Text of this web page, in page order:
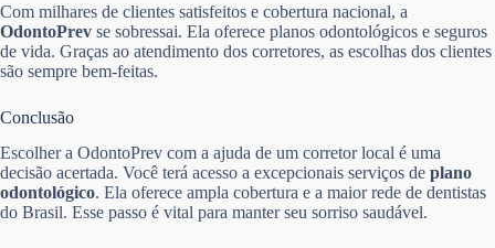
Com milhares de clientes satisfeitos e cobertura nacional, a
OdontoPrev se sobressai. Ela oferece planos odontológicos e seguros
de vida. Graças ao atendimento dos corretores, as escolhas dos clientes
são sempre bem-feitas.
Conclusão
Escolher a OdontoPrev com a ajuda de um corretor local é uma
decisão acertada. Você terá acesso a excepcionais serviços de plano
odontológico. Ela oferece ampla cobertura e a maior rede de dentistas
do Brasil. Esse passo é vital para manter seu sorriso saudável.